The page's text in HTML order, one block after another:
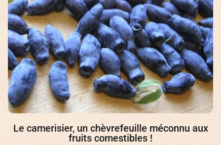
Le camerisier, un chèvrefeuille méconnu aux
fruits comestibles !